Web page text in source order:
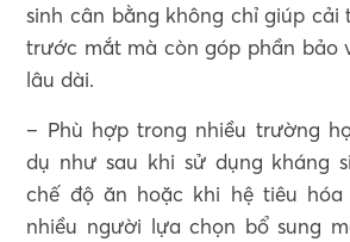
sinh cân bằng không chỉ giúp cải
trước mắt mà còn góp phần bảo
lâu dài.
– Phù hợp trong nhiều trường
dụ như sau khi sử dụng kháng
chế độ ăn hoặc khi hệ tiêu hóa
nhiều người lựa chọn bổ sung